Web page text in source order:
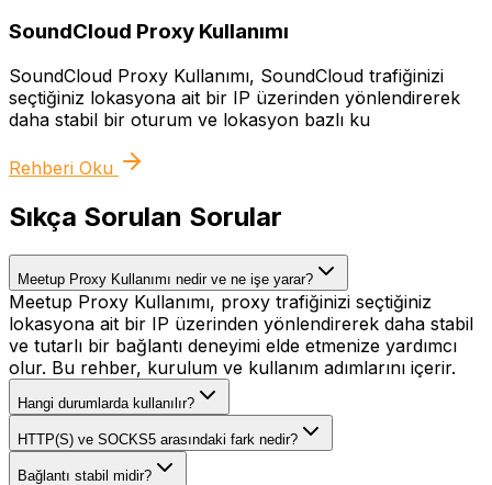
SoundCloud Proxy Kullanımı
SoundCloud Proxy Kullanımı, SoundCloud trafiğinizi
seçtiğiniz lokasyona ait bir IP üzerinden yönlendirerek
daha stabil bir oturum ve lokasyon bazlı ku
Rehberi Oku
Sıkça Sorulan Sorular
Meetup Proxy Kullanımı nedir ve ne işe yarar?
Meetup Proxy Kullanımı, proxy trafiğinizi seçtiğiniz
lokasyona ait bir IP üzerinden yönlendirerek daha stabil
ve tutarlı bir bağlantı deneyimi elde etmenize yardımcı
olur. Bu rehber, kurulum ve kullanım adımlarını içerir.
Hangi durumlarda kullanılır?
HTTP(S) ve SOCKS5 arasındaki fark nedir?
Bağlantı stabil midir?